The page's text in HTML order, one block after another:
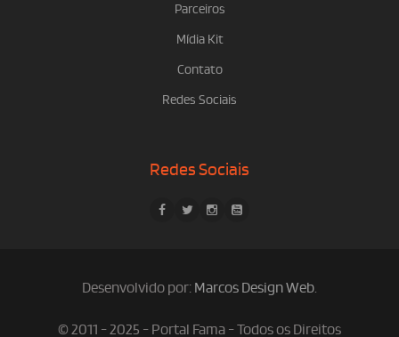
Parceiros
Mídia Kit
Contato
Redes Sociais
Redes Sociais
Desenvolvido por: Marcos Design Web.
© 2011 - 2025 - Portal Fama - Todos os Direitos